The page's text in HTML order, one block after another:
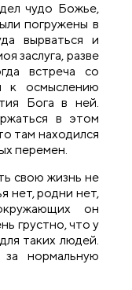
чудо Божье,
погружены в
вырваться и
заслуга, разве
встреча со
к осмыслению
Бога в ней.
в этом
там находился
перемен.
свою жизнь не
нет, родни нет,
он
грустно, что у
таких людей.
за нормальную